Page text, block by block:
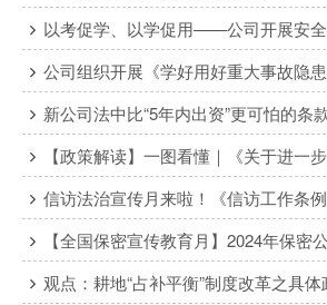
以考促学、以学促用——公司开展安
全知识竞赛
公司组织开展《学好用好重大事故隐
准》解读视频讲座
新公司法中比“5年内出资”更可怕的条
【政策解读】一图看懂｜《关于进一
准农田建设的实施意见》
信访法治宣传月来啦！《信访工作条
周年普法宣传
【全国保密宣传教育月】2024年保密
《一秒钟》
观点：耕地“占补平衡”制度改革之具